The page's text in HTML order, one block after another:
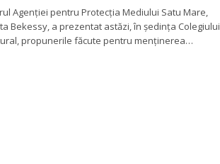
Agenţiei pentru Protecţia Mediului Satu Mare,
Bekessy, a prezentat astăzi, în şedinţa Colegiului
propunerile făcute pentru menţinerea…